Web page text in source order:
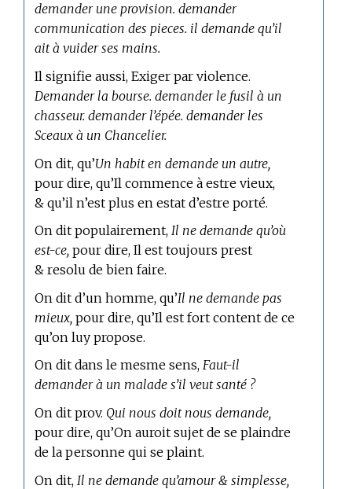
demander une provision. demander
communication des pieces. il demande qu’il
ait à vuider ses mains.
Il signifie aussi, Exiger par violence.
Demander la bourse. demander le fusil à un
chasseur. demander l’épée. demander les
Sceaux à un Chancelier.
On dit, qu’Un habit en demande un autre,
pour dire, qu’Il commence à estre vieux,
& qu’il n’est plus en estat d’estre porté.
On dit populairement,Il ne demande qu’où
est-ce, pour dire, Il est toujours prest
& resolu de bien faire.
On dit d’un homme, qu’Il ne demande pas
mieux, pour dire, qu’Il est fort content de ce
qu’on luy propose.
On dit dans le mesme sens,Faut-il
demander à un malade s’il veut santé ?
On dit prov. Qui nous doit nous demande,
pour dire, qu’On auroit sujet de se plaindre
de la personne qui se plaint.
On dit, Il ne demande qu’amour & simplesse,